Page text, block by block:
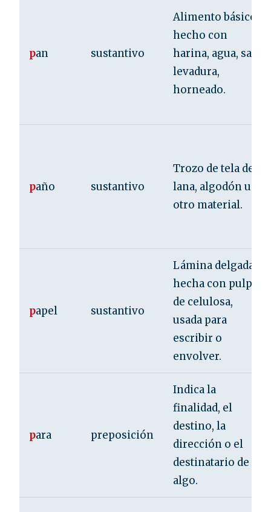
pan sustantivo
Alimento básico
hecho con
harina, agua, sal y
levadura,
horneado.
paño sustantivo
Trozo de tela de
lana, algodón u
otro material.
papel sustantivo
Lámina delgada
hecha con pulpa
de celulosa,
usada para
escribir o
envolver.
para preposición
Indica la
finalidad, el
destino, la
dirección o el
destinatario de
algo.